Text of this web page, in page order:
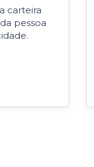
carteira
pessoa